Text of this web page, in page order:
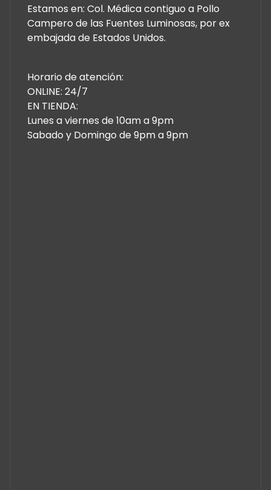
Estamos en: Col. Médica contiguo a Pollo
Campero de las Fuentes Luminosas, por ex
embajada de Estados Unidos.
Horario de atención:
ONLINE: 24/7
EN TIENDA:
Lunes a viernes de 10am a 9pm
Sabado y Domingo de 9pm a 9pm